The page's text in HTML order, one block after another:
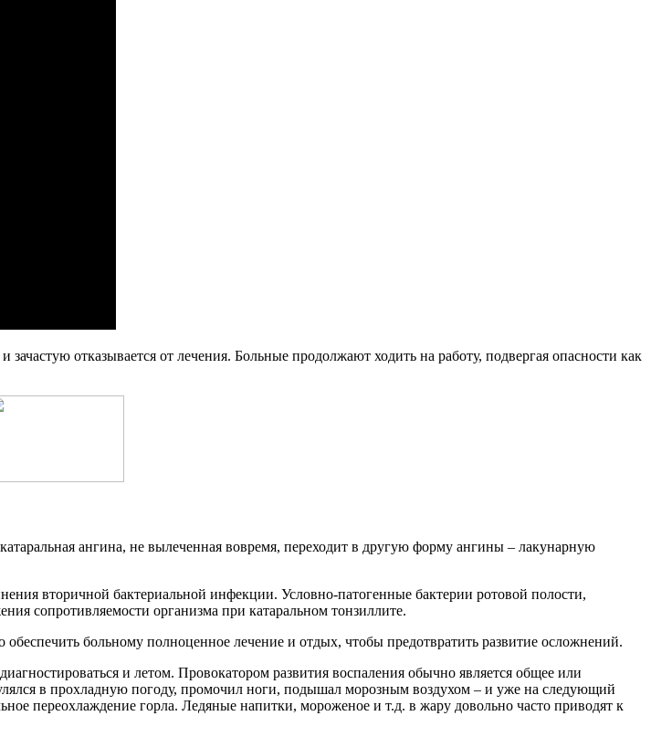
отказывается от лечения. Больные продолжают ходить на работу, подвергая опасности как
ангина, не вылеченная вовремя, переходит в другую форму ангины – лакунарную
вторичной бактериальной инфекции. Условно-патогенные бактерии ротовой полости,
сопротивляемости организма при катаральном тонзиллите.
больному полноценное лечение и отдых, чтобы предотвратить развитие осложнений.
и летом. Провокатором развития воспаления обычно является общее или
в прохладную погоду, промочил ноги, подышал морозным воздухом – и уже на следующий
переохлаждение горла. Ледяные напитки, мороженое и т.д. в жару довольно часто приводят к